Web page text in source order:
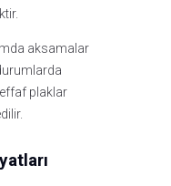
aksamalar
plaklar